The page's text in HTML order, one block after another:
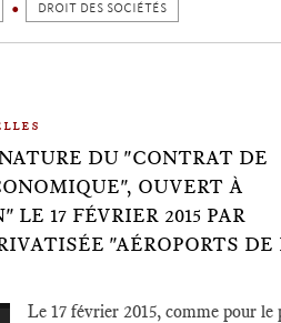
DROIT DES SOCIÉTÉS
DU "CONTRAT DE
OUVERT À
17 FÉVRIER 2015 PAR
"AÉROPORTS DE
Le 17 février 2015, comme pour le